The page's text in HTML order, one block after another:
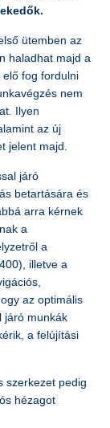
ütemben az
haladhat majd a
elő fog fordulni
nem
Ilyen
az új
jelent majd.
járó
betartására és
arra kérnek
a
a
illetve a
az optimális
járó munkák
a felújítási
szerkezet pedig
hézagot